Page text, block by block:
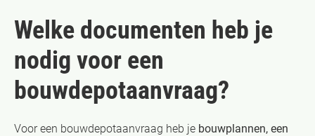
Welke documenten heb je
nodig voor een
bouwdepotaanvraag?
Voor een bouwdepotaanvraag heb je bouwplannen, een